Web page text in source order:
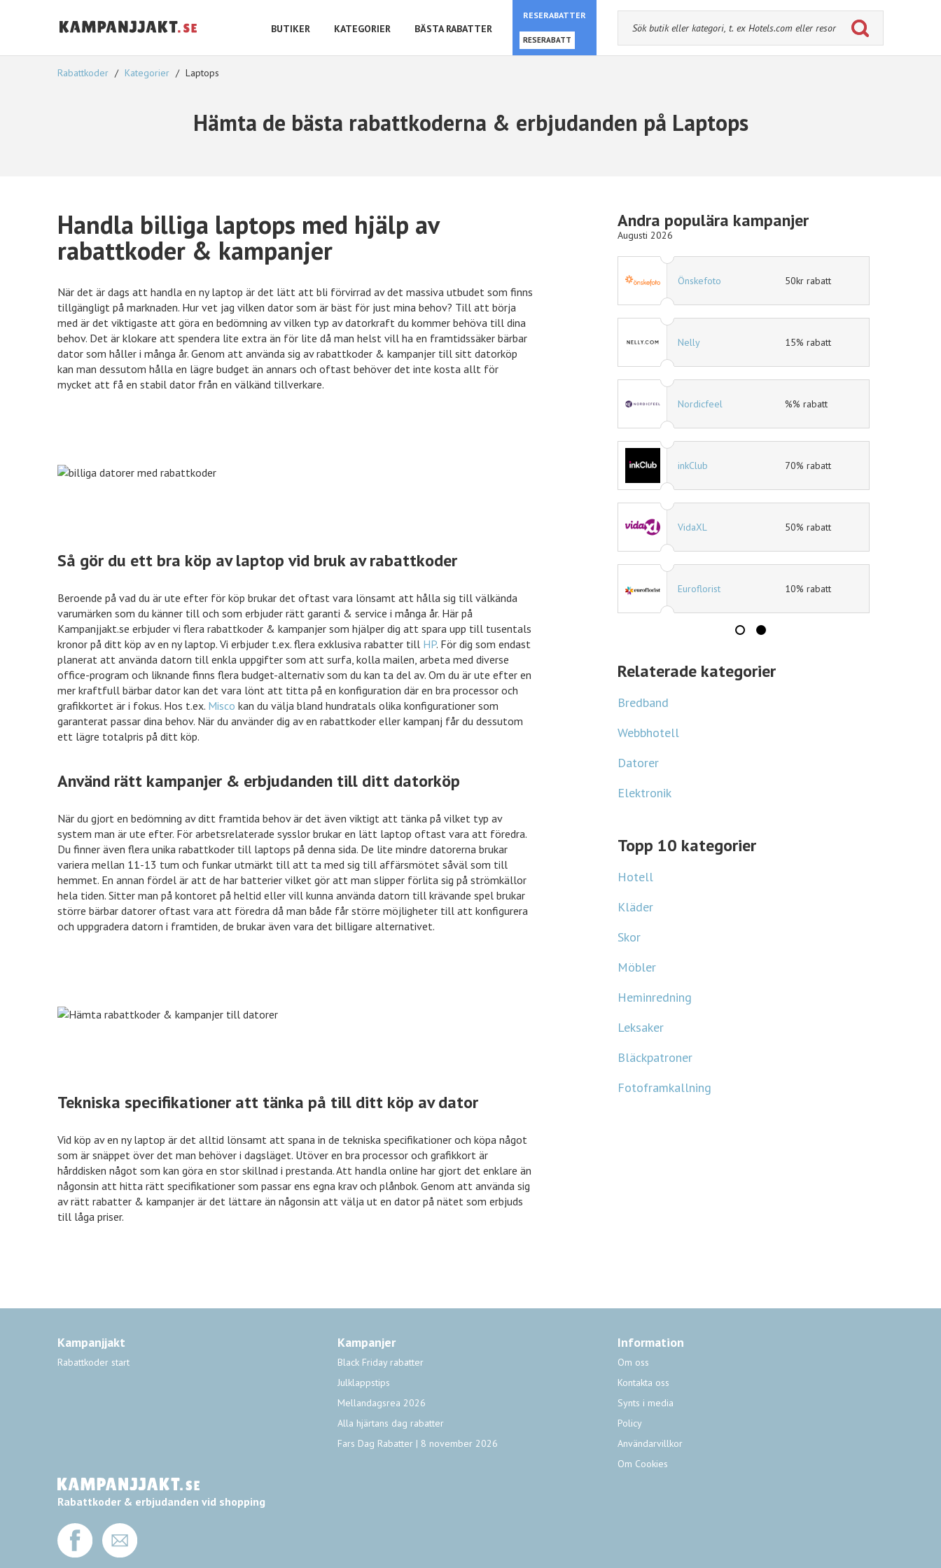
BUTIKER KATEGORIER BÄSTA RABATTER
RESERABATTER
RESERABATT
Rabattkoder Kategorier Laptops
Hämta de bästa rabattkoderna & erbjudanden på Laptops
Handla billiga laptops med hjälp av
rabattkoder & kampanjer
När det är dags att handla en ny laptop är det lätt att bli förvirrad av det massiva utbudet som finns
tillgängligt på marknaden. Hur vet jag vilken dator som är bäst för just mina behov? Till att börja
med är det viktigaste att göra en bedömning av vilken typ av datorkraft du kommer behöva till dina
behov. Det är klokare att spendera lite extra än för lite då man helst vill ha en framtidssäker bärbar
dator som håller i många år. Genom att använda sig av rabattkoder & kampanjer till sitt datorköp
kan man dessutom hålla en lägre budget än annars och oftast behöver det inte kosta allt för
mycket att få en stabil dator från en välkänd tillverkare.
Så gör du ett bra köp av laptop vid bruk av rabattkoder
Beroende på vad du är ute efter för köp brukar det oftast vara lönsamt att hålla sig till välkända
varumärken som du känner till och som erbjuder rätt garanti & service i många år. Här på
Kampanjjakt.se erbjuder vi flera rabattkoder & kampanjer som hjälper dig att spara upp till tusentals
kronor på ditt köp av en ny laptop. Vi erbjuder t.ex. flera exklusiva rabatter till HP. För dig som endast
planerat att använda datorn till enkla uppgifter som att surfa, kolla mailen, arbeta med diverse
office-program och liknande finns flera budget-alternativ som du kan ta del av. Om du är ute efter en
mer kraftfull bärbar dator kan det vara lönt att titta på en konfiguration där en bra processor och
grafikkortet är i fokus. Hos t.ex. Misco kan du välja bland hundratals olika konfigurationer som
garanterat passar dina behov. När du använder dig av en rabattkoder eller kampanj får du dessutom
ett lägre totalpris på ditt köp.
Använd rätt kampanjer & erbjudanden till ditt datorköp
När du gjort en bedömning av ditt framtida behov är det även viktigt att tänka på vilket typ av
system man är ute efter. För arbetsrelaterade sysslor brukar en lätt laptop oftast vara att föredra.
Du finner även flera unika rabattkoder till laptops på denna sida. De lite mindre datorerna brukar
variera mellan 11-13 tum och funkar utmärkt till att ta med sig till affärsmötet såväl som till
hemmet. En annan fördel är att de har batterier vilket gör att man slipper förlita sig på strömkällor
hela tiden. Sitter man på kontoret på heltid eller vill kunna använda datorn till krävande spel brukar
större bärbar datorer oftast vara att föredra då man både får större möjligheter till att konfigurera
och uppgradera datorn i framtiden, de brukar även vara det billigare alternativet.
Tekniska specifikationer att tänka på till ditt köp av dator
Vid köp av en ny laptop är det alltid lönsamt att spana in de tekniska specifikationer och köpa något
som är snäppet över det man behöver i dagsläget. Utöver en bra processor och grafikkort är
hårddisken något som kan göra en stor skillnad i prestanda. Att handla online har gjort det enklare än
någonsin att hitta rätt specifikationer som passar ens egna krav och plånbok. Genom att använda sig
av rätt rabatter & kampanjer är det lättare än någonsin att välja ut en dator på nätet som erbjuds
till låga priser.
Andra populära kampanjer
Augusti 2026
Nelly 15% rabatt Ellos 15% rabatt
Tidningskungen
Tidningskungen rabatt
Önskefoto 50kr rabatt
Nelly 15% rabatt
Nordicfeel %% rabatt
inkClub 70% rabatt
VidaXL 50% rabatt
Euroflorist 10% rabatt
Relaterade kategorier
Bredband
Webbhotell
Datorer
Elektronik
Topp 10 kategorier
Hotell
Kläder
Skor
Möbler
Heminredning
Leksaker
Bläckpatroner
Fotoframkallning
Kampanjjakt
Rabattkoder start
Kampanjer
Black Friday rabatter
Julklappstips
Mellandagsrea 2026
Alla hjärtans dag rabatter
Fars Dag Rabatter | 8 november 2026
Information
Om oss
Kontakta oss
Synts i media
Policy
Användarvillkor
Om Cookies
Rabattkoder & erbjudanden vid shopping